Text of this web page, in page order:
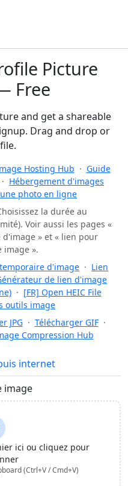
Picture
Free
and get a shareable
Drag and drop or
Hosting Hub · Guide
· Hébergement d'images
photo en ligne
la durée au
Voir aussi les pages «
» et « lien pour
image ».
d'image · Lien
de lien d'image
· [FR] Open HEIC File
outils image
JPG · Télécharger GIF ·
Compression Hub
internet
image
ici ou cliquez pour
(Ctrl+V / Cmd+V)